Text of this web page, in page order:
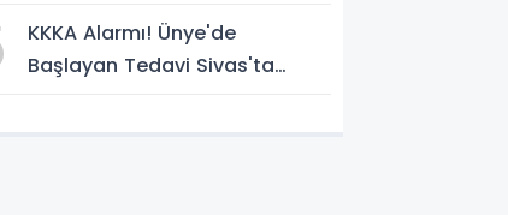
KKKA Alarmı! Ünye'de
Başlayan Tedavi Sivas'ta